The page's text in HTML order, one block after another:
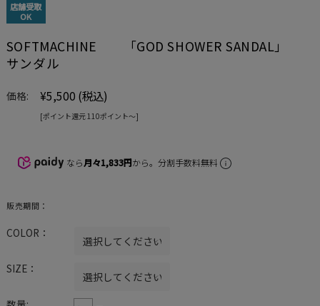
店舗受取
OK
SOFTMACHINE 「GOD SHOWER SANDAL」
サンダル
価格: ¥5,500 (税込)
[ポイント還元 110ポイント〜]
なら月々1,833円から。分割手数料無料
販売期間：
COLOR：
SIZE：